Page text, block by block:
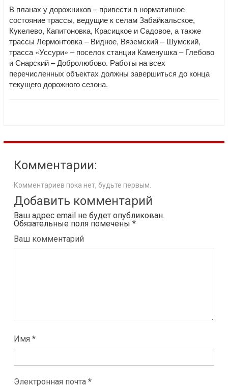
В планах у дорожников – привести в нормативное
состояние трассы, ведущие к селам Забайкальское,
Кукелево, Капитоновка, Красицкое и Садовое, а также
трассы Лермонтовка – Видное, Вяземский – Шумский,
трасса «Уссури» – поселок станции Каменушка – Глебово
и Снарский – Добролюбово. Работы на всех
перечисленных объектах должны завершиться до конца
текущего дорожного сезона.
Комментарии:
Комментариев пока нет, будьте первым.
Добавить комментарий
Ваш адрес email не будет опубликован.
Обязательные поля помечены *
Ваш комментарий
Имя *
Электронная почта *